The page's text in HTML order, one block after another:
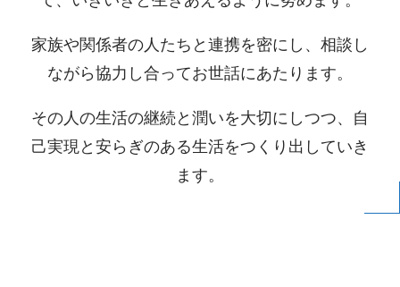
家族や関係者の人たちと連携を密にし、相談し
ながら協力し合ってお世話にあたります。
その人の生活の継続と潤いを大切にしつつ、自
己実現と安らぎのある生活をつくり出していき
ます。